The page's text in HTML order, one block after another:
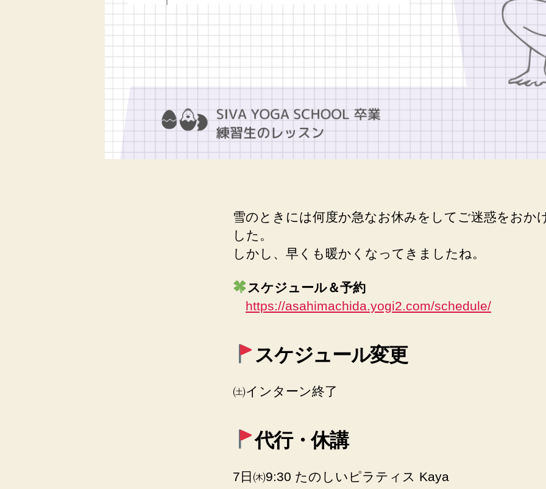
雪のときには何度か急なお休みをしてご迷惑をおか
した。
しかし、早くも暖かくなってきましたね。
スケジュール＆予約
https://asahimachida.yogi2.com/schedule/
スケジュール変更
㈯インターン終了
代行・休講
7日㈭9:30 たのしいピラティス Kaya